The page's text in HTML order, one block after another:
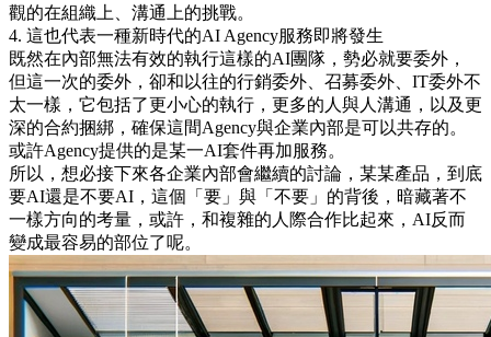
觀的在組織上、溝通上的挑戰。
4. 這也代表一種新時代的AI Agency服務即將發生
既然在內部無法有效的執行這樣的AI團隊，勢必就要委外，
但這一次的委外，卻和以往的行銷委外、召募委外、IT委外不
太一樣，它包括了更小心的執行，更多的人與人溝通，以及更
深的合約捆綁，確保這間Agency與企業內部是可以共存的。
或許Agency提供的是某一AI套件再加服務。
所以，想必接下來各企業內部會繼續的討論，某某產品，到底
要AI還是不要AI，這個「要」與「不要」的背後，暗藏著不
一樣方向的考量，或許，和複雜的人際合作比起來，AI反而
變成最容易的部位了呢。